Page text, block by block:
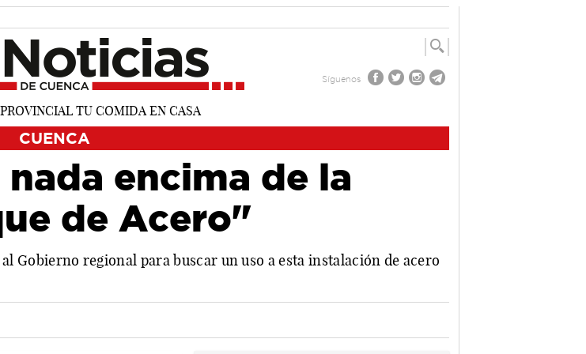
Síguenos
CUENCA
encima de la
de Acero"
Gobierno regional para buscar un uso a esta instalación de acero